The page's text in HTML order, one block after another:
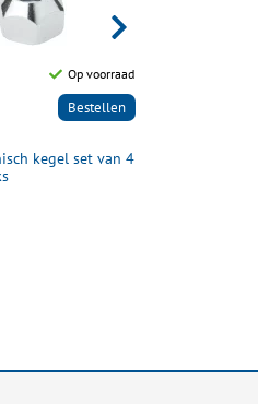
Op voorraad
Bestellen
kegel set van 4